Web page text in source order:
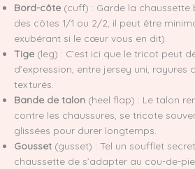
Bord-côte (cuff) : Garde la chaussette
des côtes 1/1 ou 2/2, il peut être
exubérant si le cœur vous en dit).
Tige (leg) : C’est ici que le tricot peut
d’expression, entre jersey uni, rayures
texturés.
Bande de talon (heel flap) : Le talon
contre les chaussures, se tricote
glissées pour durer longtemps.
Gousset (gusset) : Tel un soufflet
chaussette de s’adapter au cou-de-